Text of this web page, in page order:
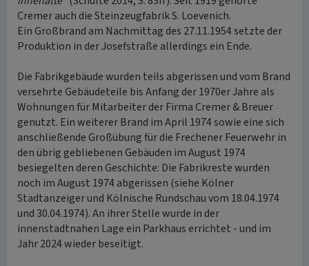
Cremer auch die Steinzeugfabrik S. Loevenich.
Ein Großbrand am Nachmittag des 27.11.1954 setzte der
Produktion in der Josefstraße allerdings ein Ende.
Die Fabrikgebäude wurden teils abgerissen und vom Brand
versehrte Gebäudeteile bis Anfang der 1970er Jahre als
Wohnungen für Mitarbeiter der Firma Cremer & Breuer
genutzt. Ein weiterer Brand im April 1974 sowie eine sich
anschließende Großübung für die Frechener Feuerwehr in
den übrig gebliebenen Gebäuden im August 1974
besiegelten deren Geschichte: Die Fabrikreste wurden
noch im August 1974 abgerissen (siehe Kölner
Stadtanzeiger und Kölnische Rundschau vom 18.04.1974
und 30.04.1974). An ihrer Stelle wurde in der
innenstadtnahen Lage ein Parkhaus errichtet - und im
Jahr 2024 wieder beseitigt.